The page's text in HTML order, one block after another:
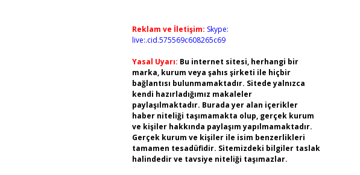
Reklam ve İletişim: Skype:
live:.cid.575569c608265c69
Yasal Uyarı: Bu internet sitesi, herhangi bir
marka, kurum veya şahıs şirketi ile hiçbir
bağlantısı bulunmamaktadır. Sitede yalnızca
kendi hazırladığımız makaleler
paylaşılmaktadır. Burada yer alan içerikler
haber niteliği taşımamakta olup, gerçek kurum
ve kişiler hakkında paylaşım yapılmamaktadır.
Gerçek kurum ve kişiler ile isim benzerlikleri
tamamen tesadüfidir. Sitemizdeki bilgiler taslak
halindedir ve tavsiye niteliği taşımazlar.